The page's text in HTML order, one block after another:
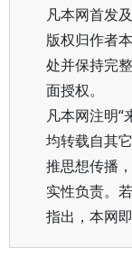
凡本网首发
版权归作者
处并保持完
面授权。
凡本网注明“
均转载自其
推思想传播
实性负责。
指出，本网即